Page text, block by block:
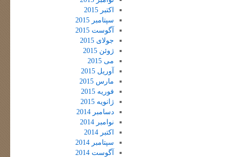
اکتبر 2015
سپتامبر 2015
آگوست 2015
جولای 2015
ژوئن 2015
می 2015
آوریل 2015
مارس 2015
فوریه 2015
ژانویه 2015
دسامبر 2014
نوامبر 2014
اکتبر 2014
سپتامبر 2014
آگوست 2014